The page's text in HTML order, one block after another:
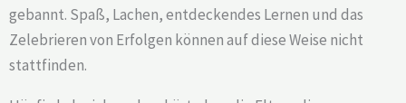
gebannt. Spaß, Lachen, entdeckendes Lernen und das
Zelebrieren von Erfolgen können auf diese Weise nicht
stattfinden.